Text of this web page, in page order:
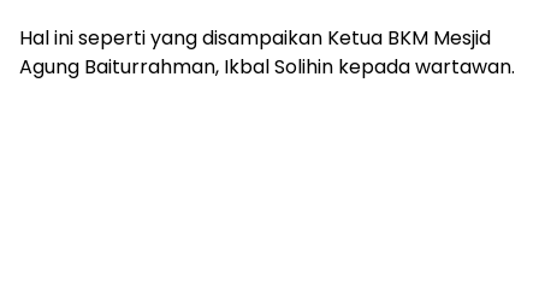
Hal ini seperti yang disampaikan Ketua BKM Mesjid
Agung Baiturrahman, Ikbal Solihin kepada wartawan.